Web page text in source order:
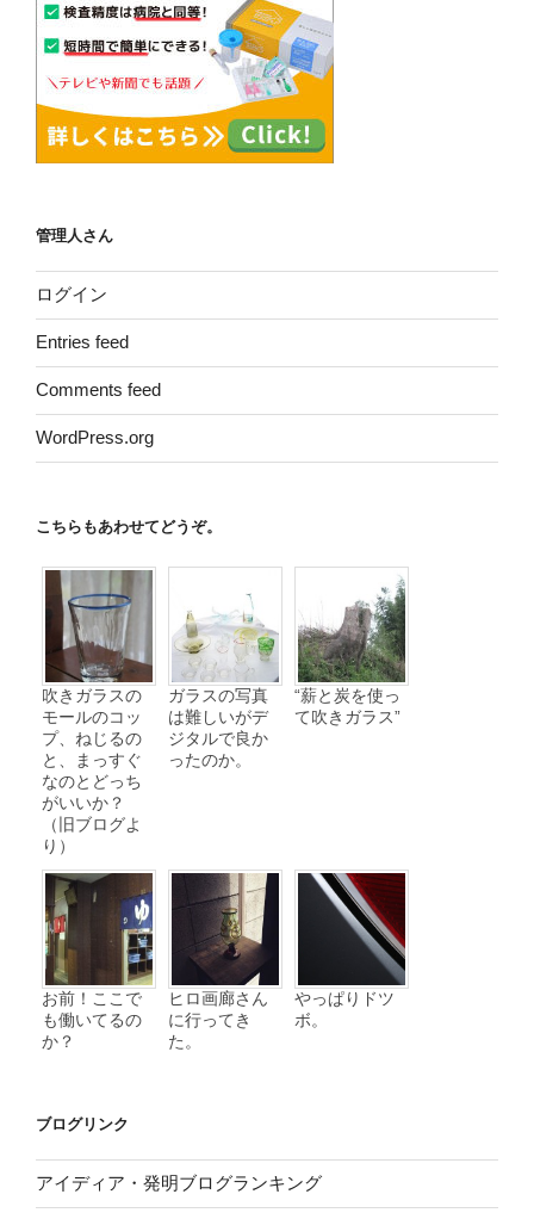
管理人さん
ログイン
Entries feed
Comments feed
WordPress.org
こちらもあわせてどうぞ。
吹きガラスの
モールのコッ
プ、ねじるの
と、まっすぐ
なのとどっち
がいいか？
（旧ブログよ
り）
ガラスの写真
は難しいがデ
ジタルで良か
ったのか。
“薪と炭を使っ
て吹きガラス”
お前！ここで
も働いてるの
か？
ヒロ画廊さん
に行ってき
た。
やっぱりドツ
ボ。
ブログリンク
アイディア・発明ブログランキング